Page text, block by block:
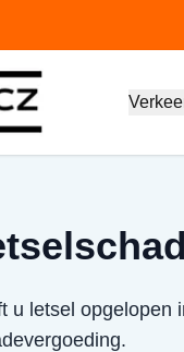
u letsel opgelopen